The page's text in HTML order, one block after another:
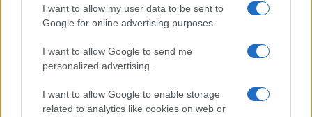
I want to allow my user data to be sent to
Google for online advertising purposes.
I want to allow Google to send me
personalized advertising.
I want to allow Google to enable storage
related to analytics like cookies on web or
Continua a leggere
BASKET